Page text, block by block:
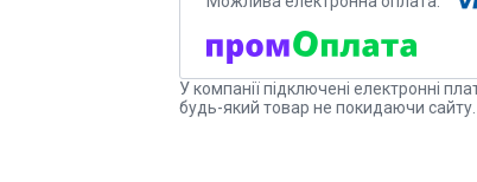
У компанії підключені електронні
будь-який товар не покидаючи сайту.